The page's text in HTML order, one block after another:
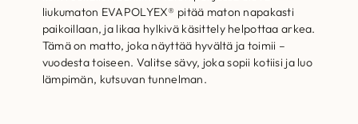
liukumaton EVAPOLYEX® pitää maton napakasti
paikoillaan, ja likaa hylkivä käsittely helpottaa arkea.
Tämä on matto, joka näyttää hyvältä ja toimii –
vuodesta toiseen. Valitse sävy, joka sopii kotiisi ja luo
lämpimän, kutsuvan tunnelman.